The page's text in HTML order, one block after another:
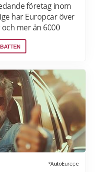
företag inom
har Europcar över
mer än 6000
erbjudanden
hos
*AutoEurope